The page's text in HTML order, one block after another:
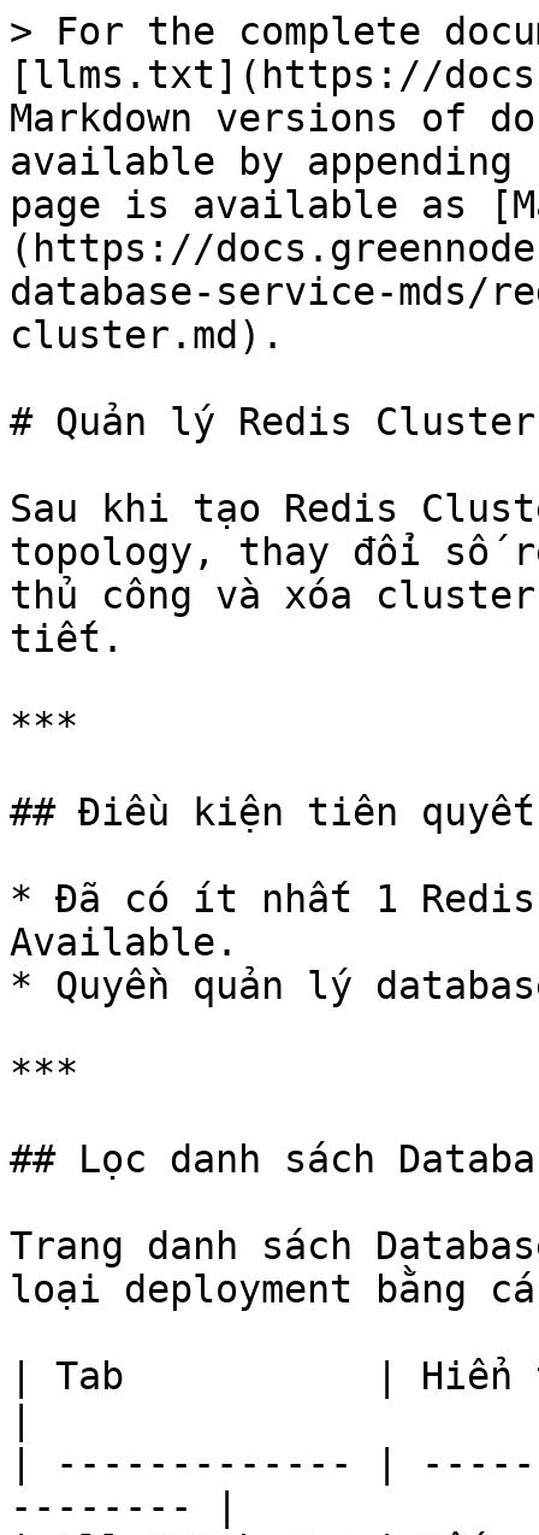
> For the complete
[llms.txt](https://
Markdown versions of
available by
page is available as
(https://
database-service-
cluster.md).
# Quản lý Redis Cluster
Sau khi tạo Redis
topology, thay đổi số
thủ công và xóa
tiết.
***
## Điều kiện tiên quyết
* Đã có ít nhất 1
Available.
* Quyền quản lý
***
## Lọc danh sách
Trang danh sách
loại deployment bằng
| Tab           | Hiển
| ------------- |
-------- |